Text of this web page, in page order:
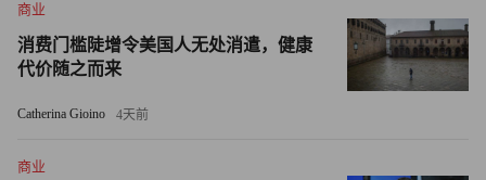
商业
消费门槛陡增令美国人无处消遣，健康
代价随之而来
Catherina Gioino 4天前
商业